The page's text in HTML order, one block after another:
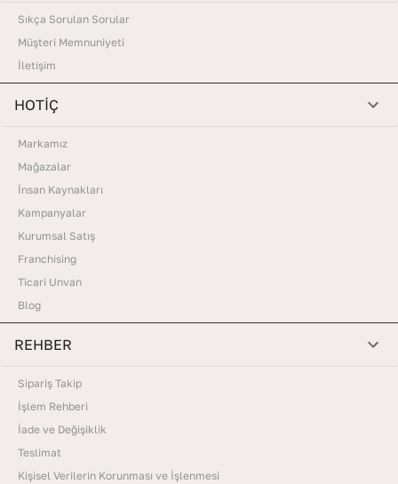
Sıkça Sorulan Sorular
Müşteri Memnuniyeti
İletişim
HOTİÇ
Markamız
Mağazalar
İnsan Kaynakları
Kampanyalar
Kurumsal Satış
Franchising
Ticari Unvan
Blog
REHBER
Sipariş Takip
İşlem Rehberi
İade ve Değişiklik
Teslimat
Kişisel Verilerin Korunması ve İşlenmesi